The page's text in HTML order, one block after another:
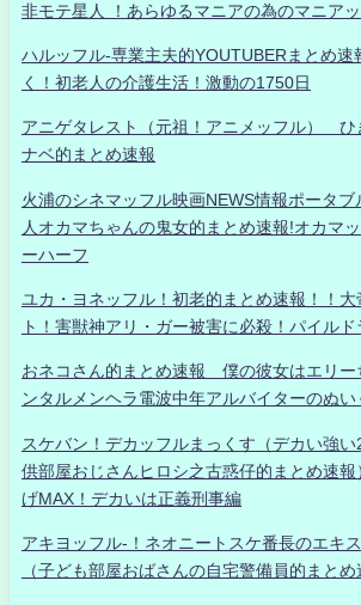
非モテ星人 ！あらゆるマニアの為のマニア
ハルッフル-専業主夫的YOUTUBERまとめ速
く！初老人の介護生活！激動の1750日
アニゲタレスト（元祖！アニメッフル） ひ
ナベ的まとめ速報
火浦のシネマッフル映画NEWS情報ポータブ
人オカマちゃんの鬼女的まとめ速報!オカマ
ーハーフ
ユカ・ヨネッフル！初老的まとめ速報！！大
ト！害獣神アリ・ガー被害に必殺！パイルド
おネコさん的まとめ速報 僕の彼女はエリー
ンタルメンヘラ電波中年アルバイターのぬ
スケバン！デカッフルまっくす（デカい強
供部屋おじさんヒロシ之古惑仔的まとめ速報
げMAX！デカいは正義刑事編
アキヨッフル-！ネオニートスケ番長のエキ
（子ども部屋おばさんの自宅警備員的まとめ